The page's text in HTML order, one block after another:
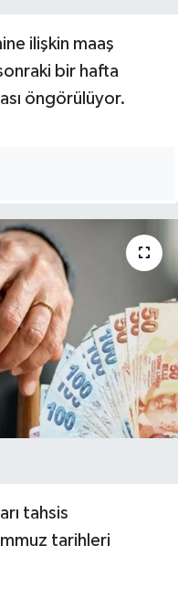
ilişkin maaş
bir hafta
öngörülüyor.
tahsis
tarihleri